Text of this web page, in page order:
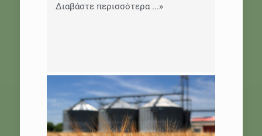
Διαβάστε περισσότερα ...»